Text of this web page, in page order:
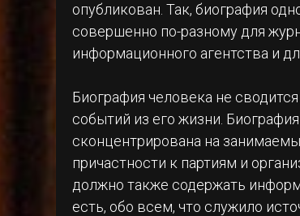
опубликован. Так, биография
совершенно по-разному для
информационного агентства и
Биография человека не
событий из его жизни.
сконцентрирована на
причастности к партиям и
должно также содержать
есть, обо всем, что служило